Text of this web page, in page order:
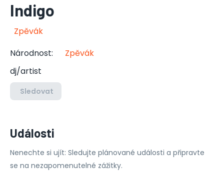
Indigo
Zpěvák
Národnost:
Zpěvák
dj/artist
Sledovat
Události
Nenechte si ujít: Sledujte plánované události a připravte
se na nezapomenutelné zážitky.